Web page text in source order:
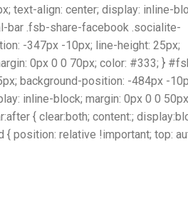
text-align: center; display: inline-
bar .fsb-share-facebook .socialite-
-347px -10px; line-height: 25px;
0px 0 0 70px; color: #333; }
background-position: -484px -
inline-block; margin: 0px 0 0
{ clear:both; content:;
position: relative !important; top: